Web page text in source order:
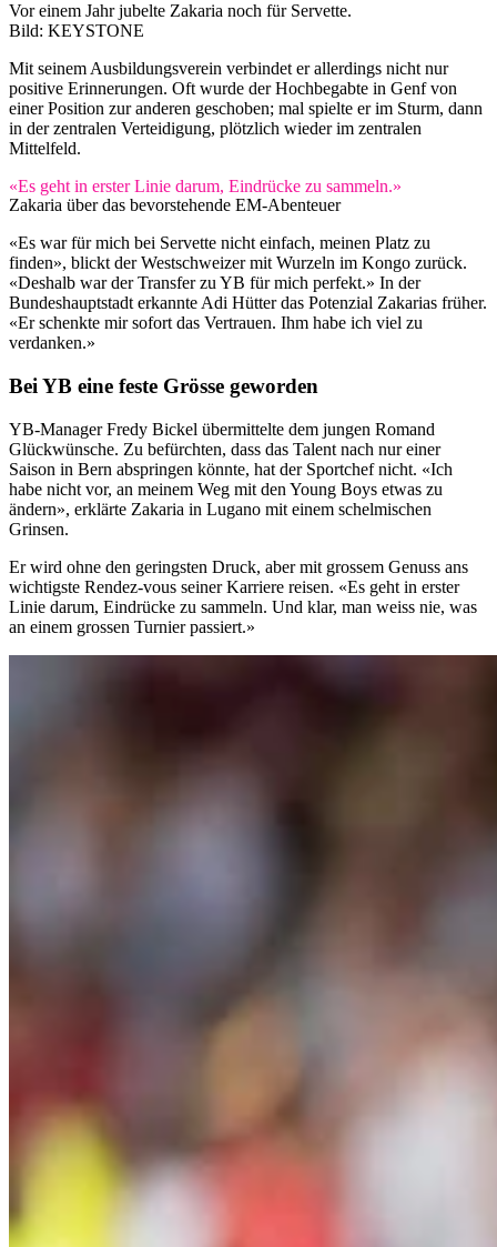
Vor einem Jahr jubelte Zakaria noch für Servette.
Bild: KEYSTONE
Mit seinem Ausbildungsverein verbindet er allerdings nicht nur
positive Erinnerungen. Oft wurde der Hochbegabte in Genf von
einer Position zur anderen geschoben; mal spielte er im Sturm, dann
in der zentralen Verteidigung, plötzlich wieder im zentralen
Mittelfeld.
«Es geht in erster Linie darum, Eindrücke zu sammeln.»
Zakaria über das bevorstehende EM-Abenteuer
«Es war für mich bei Servette nicht einfach, meinen Platz zu
finden», blickt der Westschweizer mit Wurzeln im Kongo zurück.
«Deshalb war der Transfer zu YB für mich perfekt.» In der
Bundeshauptstadt erkannte Adi Hütter das Potenzial Zakarias früher.
«Er schenkte mir sofort das Vertrauen. Ihm habe ich viel zu
verdanken.»
Bei YB eine feste Grösse geworden
YB-Manager Fredy Bickel übermittelte dem jungen Romand
Glückwünsche. Zu befürchten, dass das Talent nach nur einer
Saison in Bern abspringen könnte, hat der Sportchef nicht. «Ich
habe nicht vor, an meinem Weg mit den Young Boys etwas zu
ändern», erklärte Zakaria in Lugano mit einem schelmischen
Grinsen.
Er wird ohne den geringsten Druck, aber mit grossem Genuss ans
wichtigste Rendez-vous seiner Karriere reisen. «Es geht in erster
Linie darum, Eindrücke zu sammeln. Und klar, man weiss nie, was
an einem grossen Turnier passiert.»